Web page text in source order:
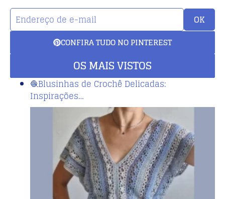
OK
CONFIRA TUDO NO PINTEREST
OS MAIS VISTOS
🧶Blusinhas de Crochê Delicadas:
Inspirações…